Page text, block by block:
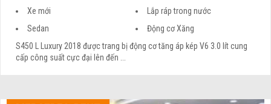
Xe mới
Lắp ráp trong nước
Sedan
Động cơ Xăng
S450 L Luxury 2018 được trang bị động cơ tăng áp kép V6 3.0 lít cung
cấp công suất cực đại lên đến ...